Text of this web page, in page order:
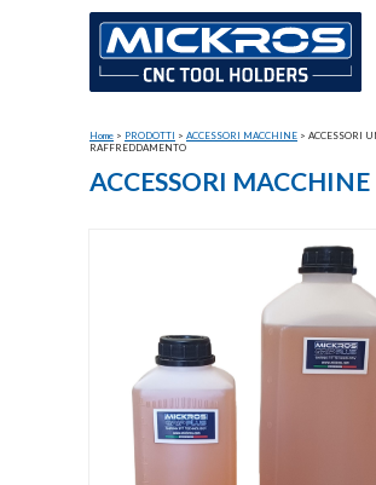
Home > PRODOTTI > ACCESSORI MACCHINE > ACCESSORI
RAFFREDDAMENTO
ACCESSORI MACCHINE